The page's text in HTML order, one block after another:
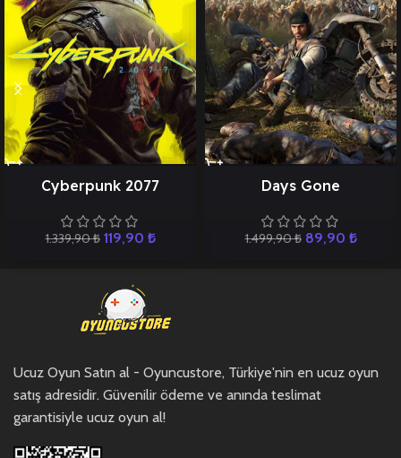
Cyberpunk 2077
1.339,90₺ 119,90 ₺
Days Gone
1.499,90₺ 89,90 ₺
Ucuz Oyun Satın al - Oyuncustore, Türkiye'nin en ucuz oyun
satış adresidir. Güvenilir ödeme ve anında teslimat
garantisiyle ucuz oyun al!